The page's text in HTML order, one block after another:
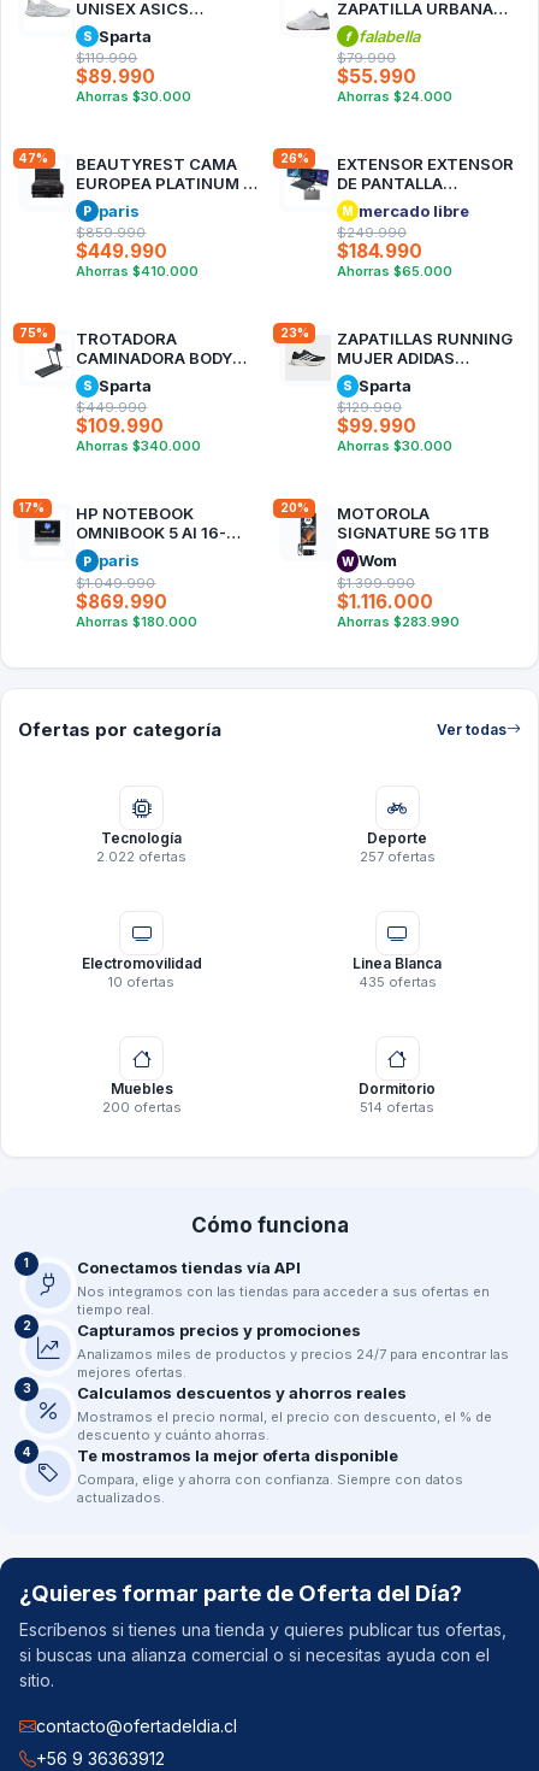
UNISEX ASICS
NETBURNER
BALLISTIC FF 4
BLANCA
S Sparta
$119.990
$89.990
Ahorras$30.000
ZAPATILLA URBANA
HOMBRE CUERO
BLANCO
f falabella
$79.990
$55.990
Ahorras $24.000
47%
BEAUTYREST CAMA
EUROPEA PLATINUM 2
PLAZAS + RESPALDO
TIGNES MARENGO
P paris
$859.990
$449.990
Ahorras$410.000
26%
EXTENSOR EXTENSOR
DE PANTALLA
PORTÁTIL CON DOS
PANTALLAS DE 14 FHD
M mercado libre
$249.990
$184.990
Ahorras $65.000
75%
TROTADORA
CAMINADORA BODY
SCULPTURE BT3125
S Sparta
$449.990
$109.990
Ahorras$340.000
23%
ZAPATILLAS RUNNING
MUJER ADIDAS
SUPERNOVA RISE 3
NEGRO
S Sparta
$129.990
$99.990
Ahorras $30.000
17%
HP NOTEBOOK
OMNIBOOK 5 AI 16-
AF1072LA INTEL CORE
ULTRA 7 16GB RAM
512GB SSD 16'' 2K
60HZ
P paris
$1.049.990
$869.990
Ahorras$180.000
20%
MOTOROLA
SIGNATURE 5G 1TB
W Wom
$1.399.990
$1.116.000
Ahorras $283.990
Ofertas por categoría Ver todas
Tecnología
2.022 ofertas
Deporte
257 ofertas
Electromovilidad
10 ofertas
Linea Blanca
435 ofertas
Muebles
200 ofertas
Dormitorio
514 ofertas
Cómo funciona
1 Conectamos tiendas vía API
Nos integramos con las tiendas para acceder a sus ofertas en
tiempo real.
2 Capturamos precios y promociones
Analizamos miles de productos y precios 24/7 para encontrar las
mejores ofertas.
3 Calculamos descuentos y ahorros reales
Mostramos el precio normal, el precio con descuento, el % de
descuento y cuánto ahorras.
4 Te mostramos la mejor oferta disponible
Compara, elige y ahorra con confianza. Siempre con datos
actualizados.
¿Quieres formar parte de Oferta del Día?
Escríbenos si tienes una tienda y quieres publicar tus ofertas,
si buscas una alianza comercial o si necesitas ayuda con el
sitio.
contacto@ofertadeldia.cl
+56 9 36363912